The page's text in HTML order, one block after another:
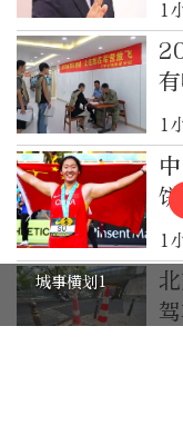
1
1
饼
1
应对
2列